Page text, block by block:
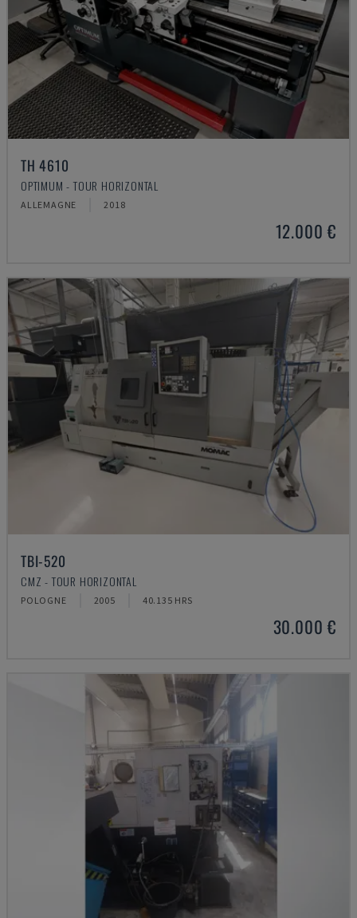
TH 4610
OPTIMUM - TOUR HORIZONTAL
ALLEMAGNE 2018
12.000 €
TBI-520
CMZ - TOUR HORIZONTAL
POLOGNE 2005 40.135 HRS
30.000 €